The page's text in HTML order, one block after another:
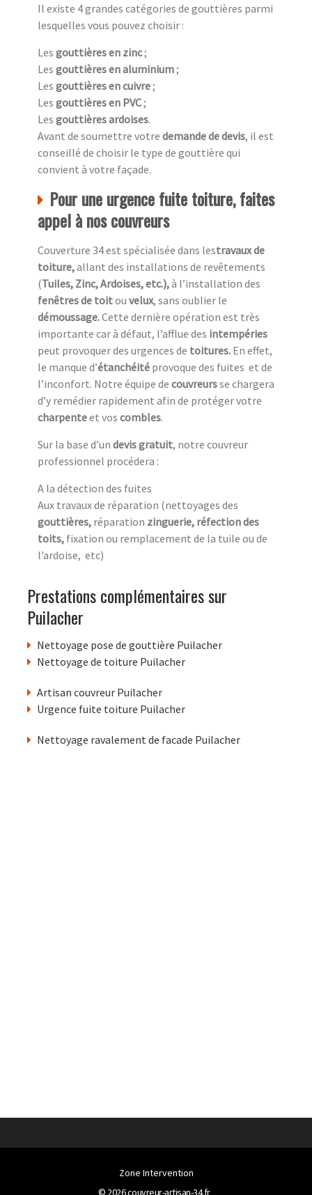
Il existe 4 grandes catégories de gouttières parmi
lesquelles vous pouvez choisir :
Les gouttières en zinc;
Les gouttières en aluminium ;
Les gouttières en cuivre ;
Les gouttières en PVC ;
Les gouttières ardoises.
Avant de soumettre votre demande de devis, il est
conseillé de choisir le type de gouttière qui
convient à votre façade.
Pour une urgence fuite toiture, faites
appel à nos couvreurs
Couverture 34 est spécialisée dans lestravaux de
toiture,allant des installations de revêtements
(Tuiles, Zinc, Ardoises, etc.),à l’installation des
fenêtres de toitou velux, sans oublier le
démoussage.Cette dernière opération est très
importante car à défaut, l’afflue des intempéries
peut provoquer des urgences de toitures. En effet,
le manque d’étanchéité provoque des fuites et de
l’inconfort. Notre équipe de couvreursse chargera
d’y remédier rapidement afin de protéger votre
charpenteet vos combles.
Sur la base d’un devis gratuit, notre couvreur
professionnel procédera :
A la détection des fuites
Aux travaux de réparation (nettoyages des
gouttières, réparation zinguerie, réfection des
toits, fixation ou remplacement de la tuile ou de
l’ardoise, etc)
Prestations complémentaires sur
Puilacher
Nettoyage pose de gouttière Puilacher
Nettoyage de toiture Puilacher
Artisan couvreur Puilacher
Urgence fuite toiture Puilacher
Nettoyage ravalement de facade Puilacher
Zone Intervention
© 2026couvreur-artisan-34.fr